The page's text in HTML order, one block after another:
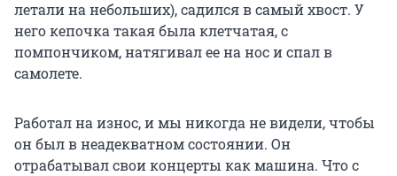
летали на небольших), садился в самый хвост. У
него кепочка такая была клетчатая, с
помпончиком, натягивал ее на нос и спал в
самолете.
Работал на износ, и мы никогда не видели, чтобы
он был в неадекватном состоянии. Он
отрабатывал свои концерты как машина. Что с